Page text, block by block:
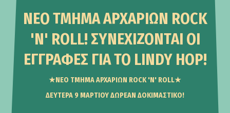
ΝΕΟ ΤΜΗΜΑ ΑΡΧΑΡΙΩΝ ROCK
'N' ROLL! ΣΥΝΕΧΙΖΟΝΤΑΙ ΟΙ
ΕΓΓΡΑΦΕΣ ΓΙΑ ΤΟ LINDY HOP!
★ΝΕΟ ΤΜΗΜΑ ΑΡΧΑΡΙΩΝ ROCK 'N' ROLL★
ΔΕΥΤΕΡΑ 9 ΜΑΡΤΙΟΥ ΔΩΡΕΑΝ ΔΟΚΙΜΑΣΤΙΚΟ!